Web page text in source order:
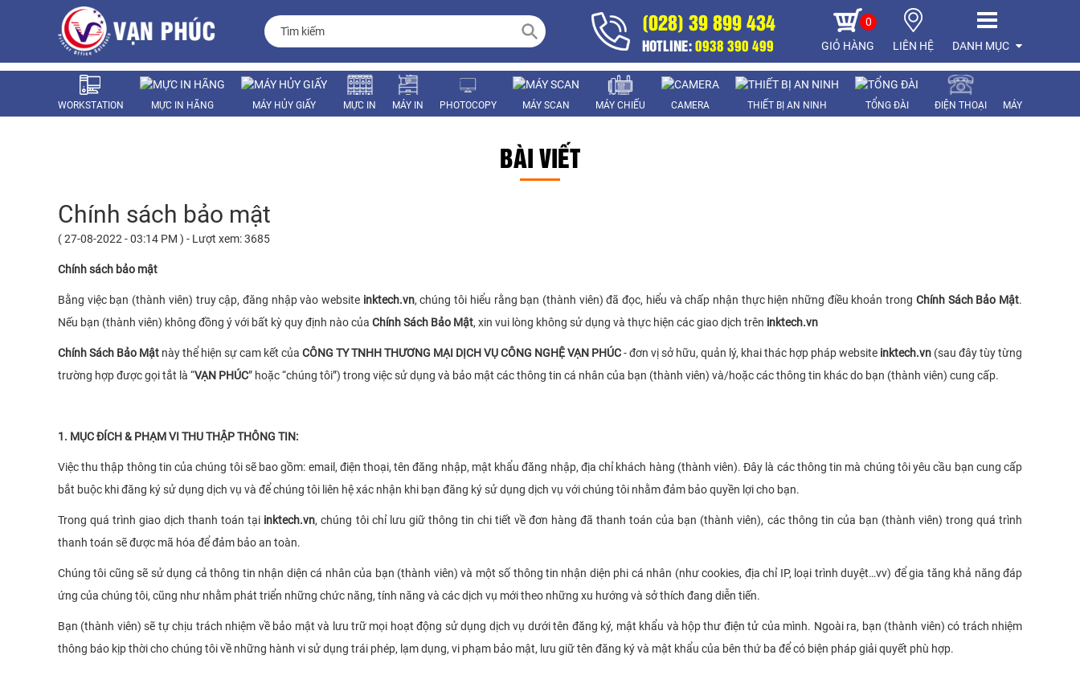
(028) 39 899 434
HOTLINE:0938 390 499
0
GIỎ HÀNG
LIÊN HỆ DANH MỤC
WORKSTATION MỰC IN HÃNG MÁY HỦY GIẤY MỰC IN MÁY IN PHOTOCOPY MÁY SCAN MÁY CHIẾU CAMERA THIẾT BỊ AN NINH TỔNG ĐÀI ĐIỆN THOẠI MÁY CHẤM
BÀI VIẾT
Chính sách bảo mật
( 27-08-2022 - 03:14 PM ) - Lượt xem: 3685
Chính sách bảo mật
Bằng việc bạn (thành viên) truy cập, đăng nhập vào website inktech.vn, chúng tôi hiểu rằng bạn (thành viên) đã đọc, hiểu và chấp nhận thực hiện những điều khoản trong Chính Sách Bảo Mật.
Nếu bạn (thành viên) không đồng ý với bất kỳ quy định nào của Chính Sách Bảo Mật, xin vui lòng không sử dụng và thực hiện các giao dịch trên inktech.vn
Chính Sách Bảo Mật này thể hiện sự cam kết của CÔNG TY TNHH THƯƠNG MẠI DỊCH VỤ CÔNG NGHỆ VẠN PHÚC- đơn vị sở hữu, quản lý, khai thác hợp pháp website inktech.vn (sau đây tùy từng
trường hợp được gọi tắt là “VẠN PHÚC” hoặc “chúng tôi”) trong việc sử dụng và bảo mật các thông tin cá nhân của bạn (thành viên) và/hoặc các thông tin khác do bạn (thành viên) cung cấp.
1. MỤC ĐÍCH & PHẠM VI THU THẬP THÔNG TIN:
Việc thu thập thông tin của chúng tôi sẽ bao gồm: email, điện thoại, tên đăng nhập, mật khẩu đăng nhập, địa chỉ khách hàng (thành viên). Đây là các thông tin mà chúng tôi yêu cầu bạn cung cấp
bắt buộc khi đăng ký sử dụng dịch vụ và để chúng tôi liên hệ xác nhận khi bạn đăng ký sử dụng dịch vụ với chúng tôi nhằm đảm bảo quyền lợi cho bạn.
Trong quá trình giao dịch thanh toán tại inktech.vn, chúng tôi chỉ lưu giữ thông tin chi tiết về đơn hàng đã thanh toán của bạn (thành viên), các thông tin của bạn (thành viên) trong quá trình
thanh toán sẽ được mã hóa để đảm bảo an toàn.
Chúng tôi cũng sẽ sử dụng cả thông tin nhận diện cá nhân của bạn (thành viên) và một số thông tin nhận diện phi cá nhân (như cookies, địa chỉ IP, loại trình duyệt…vv) để gia tăng khả năng đáp
ứng của chúng tôi, cũng như nhằm phát triển những chức năng, tính năng và các dịch vụ mới theo những xu hướng và sở thích đang diễn tiến.
Bạn (thành viên) sẽ tự chịu trách nhiệm về bảo mật và lưu trữ mọi hoạt động sử dụng dịch vụ dưới tên đăng ký, mật khẩu và hộp thư điện tử của mình. Ngoài ra, bạn (thành viên) có trách nhiệm
thông báo kịp thời cho chúng tôi về những hành vi sử dụng trái phép, lạm dụng, vi phạm bảo mật, lưu giữ tên đăng ký và mật khẩu của bên thứ ba để có biện pháp giải quyết phù hợp.